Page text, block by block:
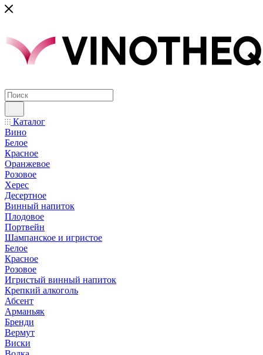
Каталог
Вино
Белое
Красное
Оранжевое
Розовое
Херес
Десертное
Винный напиток
Плодовое
Портвейн
Шампанское и игристое
Белое
Красное
Розовое
Игристый винный напиток
Крепкий алкоголь
Абсент
Арманьяк
Бренди
Вермут
Виски